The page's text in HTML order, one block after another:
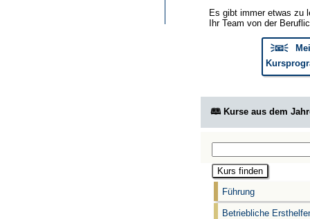
Es gibt immer etwas zu
Ihr Team von der
🗦📧🗧
🕮 Kurse aus dem
Führung
Betriebliche